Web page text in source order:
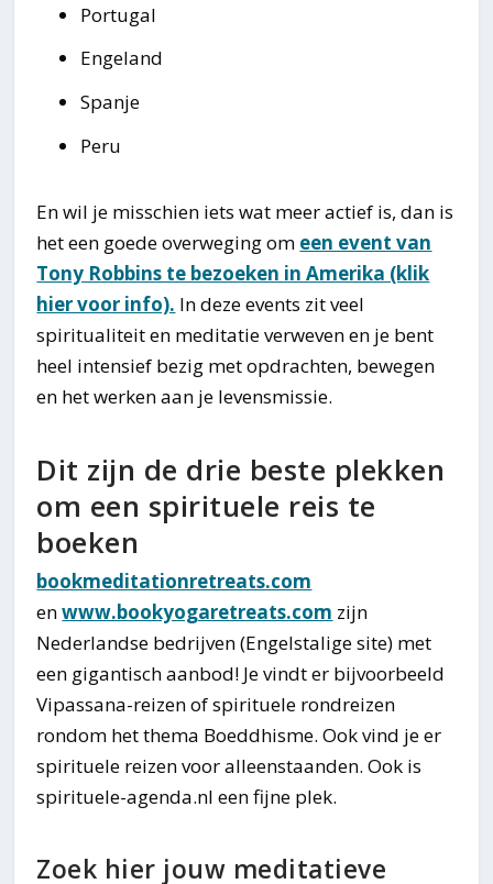
Portugal
Engeland
Spanje
Peru
En wil je misschien iets wat meer actief is, dan is
het een goede overweging om een event van
Tony Robbins te bezoeken in Amerika (klik
hier voor info). In deze events zit veel
spiritualiteit en meditatie verweven en je bent
heel intensief bezig met opdrachten, bewegen
en het werken aan je levensmissie.
Dit zijn de drie beste plekken
om een spirituele reis te
boeken
bookmeditationretreats.com
enwww.bookyogaretreats.com zijn
Nederlandse bedrijven (Engelstalige site) met
een gigantisch aanbod! Je vindt er bijvoorbeeld
Vipassana-reizen of spirituele rondreizen
rondom het thema Boeddhisme. Ook vind je er
spirituele reizen voor alleenstaanden. Ook is
spirituele-agenda.nl een fijne plek.
Zoek hier jouw meditatieve